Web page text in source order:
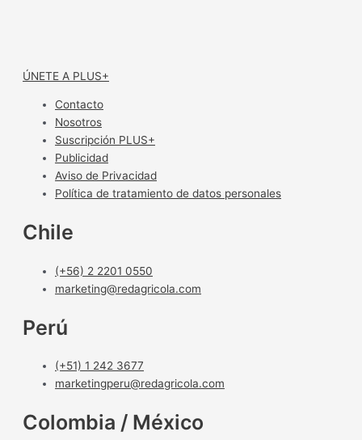
ÚNETE A PLUS+
Contacto
Nosotros
Suscripción PLUS+
Publicidad
Aviso de Privacidad
Política de tratamiento de datos personales
Chile
(+56) 2 2201 0550
marketing@redagricola.com
Perú
(+51) 1 242 3677
marketingperu@redagricola.com
Colombia / México